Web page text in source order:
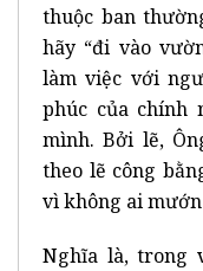
thuộc ban
hãy “đi vào
làm việc với
phúc của chính
mình. Bởi lẽ,
theo lẽ công
vì không ai
Nghĩa là, trong